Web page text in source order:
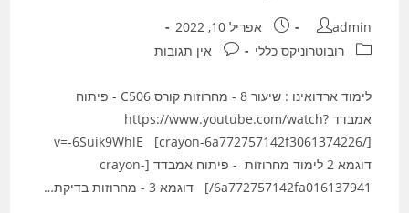
מחבר:
admin פורסם:אפריל 10, 2022
קטגוריה:רובוטרוניקס כללי תגובות:אין תגובות
לימוד ארדואינו : שיעור 8 - מחרוזות קורס C506 - פיתוח
אמבדד https://www.youtube.com/watch?
דוגמא 2 לימוד מחרוזות - פיתוח אמבדד [crayon-
6a772757142fa016137941/] דוגמא 3 - מחרוזות בדיקת…